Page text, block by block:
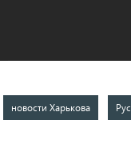
новости Харькова